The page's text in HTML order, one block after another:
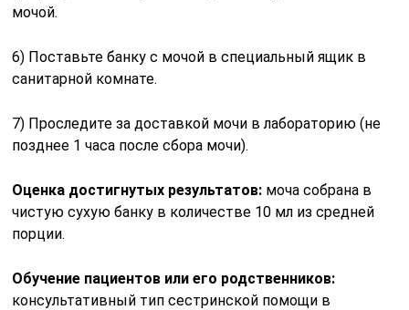
мочой.
6) Поставьте банку с мочой в специальный ящик в
санитарной комнате.
7) Проследите за доставкой мочи в лабораторию (не
позднее 1 часа после сбора мочи).
Оценка достигнутых результатов: моча собрана в
чистую сухую банку в количестве 10 мл из средней
порции.
Обучение пациентов или его родственников:
консультативный тип сестринской помощи в